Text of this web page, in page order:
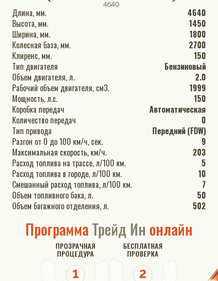
4640
Длина, мм.
4640
Высота, мм.
1450
Ширина, мм.
1800
Колесная база, мм.
2700
Клиренс, мм.
150
Тип двигателя
Бензиновый
Объем двигателя, л.
2.0
Рабочий объем двигателя, см3.
1999
Мощность, л.с.
150
Коробка передач
Автоматическая
Количество передач
0
Тип привода
Передний (FDW)
Разгон от 0 до 100 км/ч, сек.
9
Максимальная скорость, км/ч.
203
Расход топлива на трассе, л/100 км.
5
Расход топлива в городе, л/100 км.
10
Смешанный расход топлива, л/100 км.
7
Объем топливного бака, л.
50
Объем багажного отделения, л.
502
ПрограммаТрейд Ин онлайн
ПРОЗРАЧНАЯ
ПРОЦЕДУРА
БЕСПЛАТНАЯ
ПРОВЕРКА